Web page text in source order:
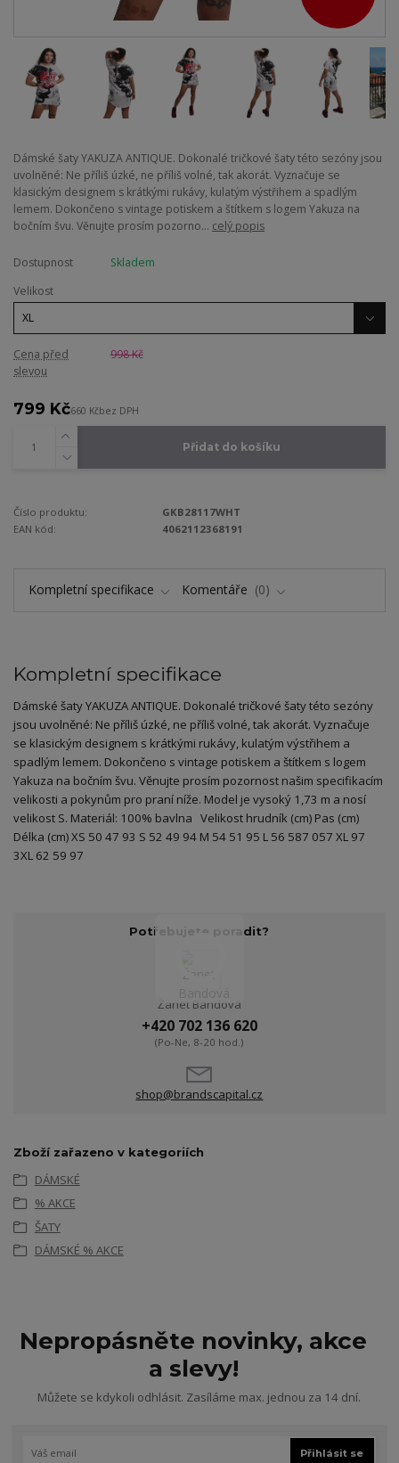
Dámské šaty YAKUZA ANTIQUE. Dokonalé tričkové šaty této sezóny jsou
uvolněné: Ne příliš úzké, ne příliš volné, tak akorát. Vyznačuje se
klasickým designem s krátkými rukávy, kulatým výstřihem a spadlým
lemem. Dokončeno s vintage potiskem a štítkem s logem Yakuza na
bočním švu. Věnujte prosím pozorno... celý popis
Dostupnost
Skladem
Velikost
Cena před
slevou
998 Kč
799 Kč660 Kčbez DPH
Přidat do košíku
Číslo produktu:
GKB28117WHT
EAN kód:
4062112368191
Kompletní specifikace Komentáře 0
Kompletní specifikace
Dámské šaty YAKUZA ANTIQUE. Dokonalé tričkové šaty této sezóny
jsou uvolněné: Ne příliš úzké, ne příliš volné, tak akorát. Vyznačuje
se klasickým designem s krátkými rukávy, kulatým výstřihem a
spadlým lemem. Dokončeno s vintage potiskem a štítkem s logem
Yakuza na bočním švu. Věnujte prosím pozornost našim specifikacím
velikosti a pokynům pro praní níže. Model je vysoký 1,73 m a nosí
velikost S. Materiál: 100% bavlna Velikost hrudník (cm) Pas (cm)
Délka (cm) XS 50 47 93 S 52 49 94 M 54 51 95 L 56 587 057 XL 97
3XL 62 59 97
Potřebujete poradit?
Žanet Bandová
+420 702 136 620
(Po-Ne, 8-20 hod.)
shop@brandscapital.cz
Zboží zařazeno v kategoriích
DÁMSKÉ
% AKCE
ŠATY
DÁMSKÉ % AKCE
Nepropásněte novinky, akce
a slevy!
Můžete se kdykoli odhlásit. Zasíláme max. jednou za 14 dní.
Přihlásit se